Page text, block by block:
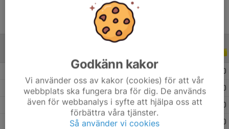
0
2025 28 0 0 0
2 0 0
0
Godkänn kakor
Vi använder oss av kakor (cookies) för att vår
webbplats ska fungera bra för dig. De används
även för webbanalys i syfte att hjälpa oss att
förbättra våra tjänster.
Så använder vi cookies